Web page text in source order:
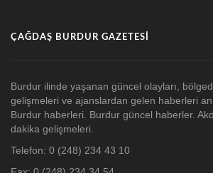
ÇAĞDAŞ BURDUR GAZETESI
Burdur ilinde yaşanan güncel olayları,
gelişmeleri ve ajanslardan gelen haberleri
Burdur haberleri. Burdur güncel haberler.
dakika gelişmeleri.
Telefon: 0 (248) 234 43 10